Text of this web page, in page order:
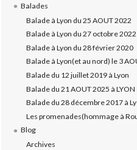
Balades
Balade à Lyon du 25 AOUT 2022
Balade à Lyon du 27 octobre 2022
Balade à Lyon du 28 février 2020
Balade à Lyon(et au nord) le 3
Balade du 12 juillet 2019 à Lyon
Balade du 21 AOUT 2025 à LYON
Balade du 28 décembre 2017 à
Les promenades(hommage à
Blog
Archives